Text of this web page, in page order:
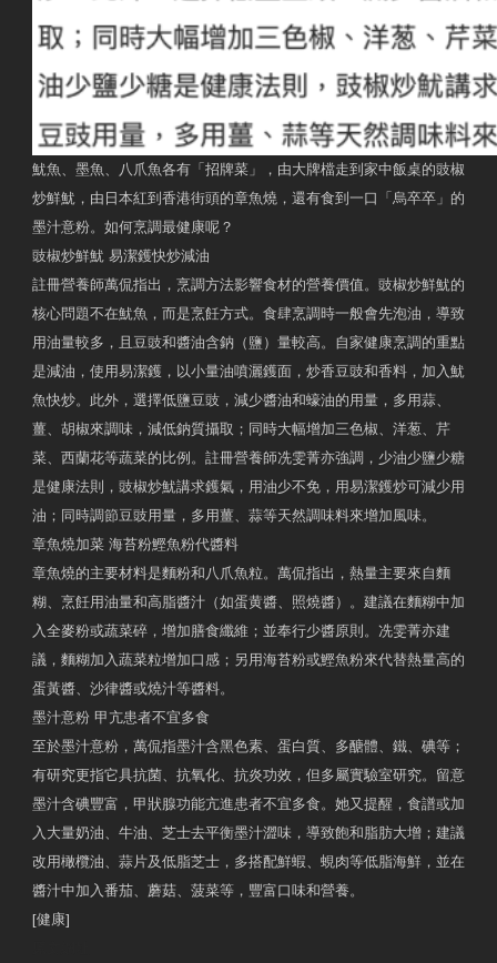
魷魚、墨魚、八爪魚各有「招牌菜」，由大牌檔走到家中飯桌的豉椒
炒鮮魷，由日本紅到香港街頭的章魚燒，還有食到一口「烏卒卒」的
墨汁意粉。如何烹調最健康呢？
豉椒炒鮮魷 易潔鑊快炒減油
註冊營養師萬侃指出，烹調方法影響食材的營養價值。豉椒炒鮮魷的
核心問題不在魷魚，而是烹飪方式。食肆烹調時一般會先泡油，導致
用油量較多，且豆豉和醬油含鈉（鹽）量較高。自家健康烹調的重點
是減油，使用易潔鑊，以小量油噴灑鑊面，炒香豆豉和香料，加入魷
魚快炒。此外，選擇低鹽豆豉，減少醬油和蠔油的用量，多用蒜、
薑、胡椒來調味，減低鈉質攝取；同時大幅增加三色椒、洋葱、芹
菜、西蘭花等蔬菜的比例。註冊營養師冼雯菁亦強調，少油少鹽少糖
是健康法則，豉椒炒魷講求鑊氣，用油少不免，用易潔鑊炒可減少用
油；同時調節豆豉用量，多用薑、蒜等天然調味料來增加風味。
章魚燒加菜 海苔粉鰹魚粉代醬料
章魚燒的主要材料是麵粉和八爪魚粒。萬侃指出，熱量主要來自麵
糊、烹飪用油量和高脂醬汁（如蛋黄醬、照燒醬）。建議在麵糊中加
入全麥粉或蔬菜碎，增加膳食纖維；並奉行少醬原則。冼雯菁亦建
議，麵糊加入蔬菜粒增加口感；另用海苔粉或鰹魚粉來代替熱量高的
蛋黃醬、沙律醬或燒汁等醬料。
墨汁意粉 甲亢患者不宜多食
至於墨汁意粉，萬侃指墨汁含黑色素、蛋白質、多醣體、鐵、碘等；
有研究更指它具抗菌、抗氧化、抗炎功效，但多屬實驗室研究。留意
墨汁含碘豐富，甲狀腺功能亢進患者不宜多食。她又提醒，食譜或加
入大量奶油、牛油、芝士去平衡墨汁澀味，導致飽和脂肪大增；建議
改用橄欖油、蒜片及低脂芝士，多搭配鮮蝦、蜆肉等低脂海鮮，並在
醬汁中加入番茄、蘑菇、菠菜等，豐富口味和營養。
[健康]